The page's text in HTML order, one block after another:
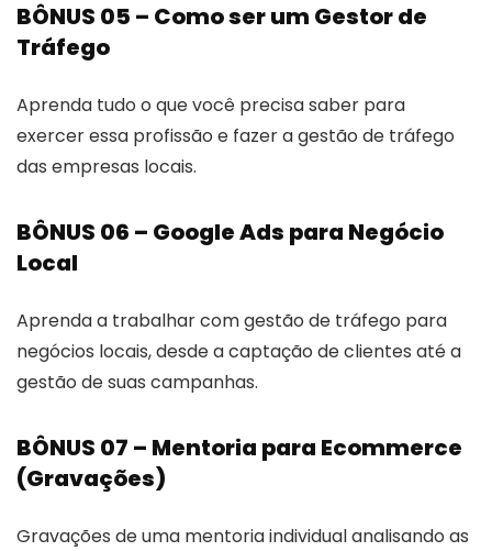
BÔNUS 05 – Como ser um Gestor de
Tráfego
Aprenda tudo o que você precisa saber para
exercer essa profissão e fazer a gestão de tráfego
das empresas locais.
BÔNUS 06 – Google Ads para Negócio
Local
Aprenda a trabalhar com gestão de tráfego para
negócios locais, desde a captação de clientes até a
gestão de suas campanhas.
BÔNUS 07 – Mentoria para Ecommerce
(Gravações)
Gravações de uma mentoria individual analisando as